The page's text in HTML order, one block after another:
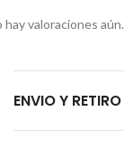
hay valoraciones aún.
ENVIO Y RETIRO